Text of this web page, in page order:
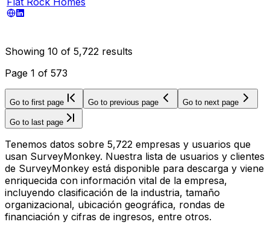
Showing 10 of 5,722 results
Page 1 of 573
Go to first page Go to previous page Go to next page
Go to last page
Tenemos datos sobre 5,722 empresas y usuarios que
usan SurveyMonkey. Nuestra lista de usuarios y clientes
de SurveyMonkey está disponible para descarga y viene
enriquecida con información vital de la empresa,
incluyendo clasificación de la industria, tamaño
organizacional, ubicación geográfica, rondas de
financiación y cifras de ingresos, entre otros.